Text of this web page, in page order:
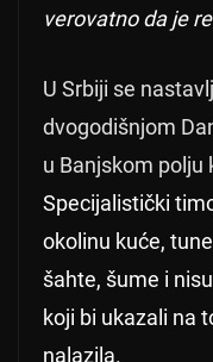
verovatno da je
U Srbiji se
dvogodišnjom
u Banjskom polju
Specijalistički
okolinu kuće,
šahte, šume i
koji bi ukazali na
nalazila.